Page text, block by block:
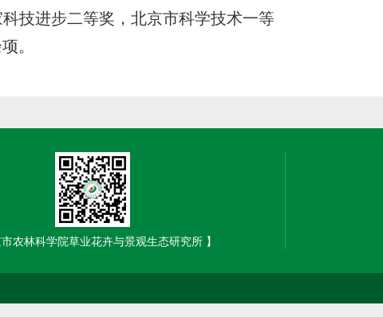
技进步二等奖，北京市科学技术一等
。
市农林科学院草业花卉与景观生态研究所 】